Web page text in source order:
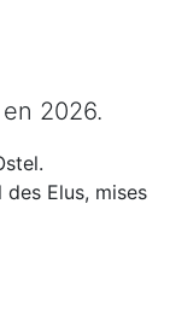
en 2026.
.
Elus, mises